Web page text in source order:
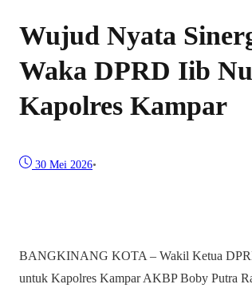
Wujud Nyata
Waka DPRD Iib
Kapolres Kampar
30 Mei 2026•
BANGKINANG KOTA – Wakil Ketua
untuk Kapolres Kampar AKBP Boby Putra